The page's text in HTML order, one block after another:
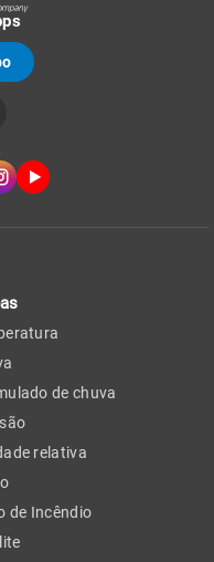
de chuva
relativa
de Incêndio